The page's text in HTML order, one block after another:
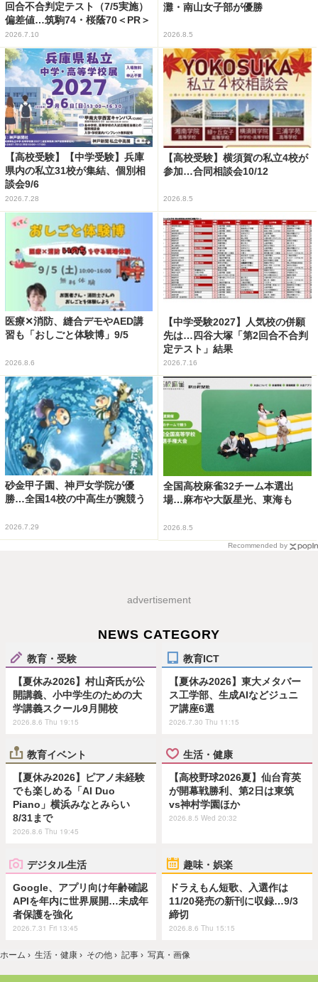
回合不合判定テスト（7/5実施）
偏差値…筑駒74・桜蔭70＜PR＞
2026.7.10
灘・南山女子部が優勝
2026.8.5
【高校受験】【中学受験】兵庫
県内の私立31校が集結、個別相
談会9/6
2026.7.28
【高校受験】横須賀の私立4校が
参加…合同相談会10/12
2026.8.5
医療✕消防、縫合デモやAED講
習も「おしごと体験博」9/5
2026.8.6
【中学受験2027】人気校の併願
先は…四谷大塚「第2回合不合判
定テスト」結果
2026.7.16
砂金甲子園、神戸女学院が優
勝…全国14校の中高生が腕競う
2026.7.29
全国高校麻雀32チーム本選出
場…麻布や大阪星光、東海も
2026.8.5
Recommended by
advertisement
NEWS CATEGORY
教育・受験
【夏休み2026】村山斉氏が公
開講義、小中学生のための大
学講義スクール9月開校
2026.8.6 Thu 19:15
教育ICT
【夏休み2026】東大メタバー
ス工学部、生成AIなどジュニ
ア講座6選
2026.7.30 Thu 11:15
教育イベント
【夏休み2026】ピアノ未経験
でも楽しめる「AI Duo
Piano」横浜みなとみらい
8/31まで
2026.8.6 Thu 19:45
生活・健康
【高校野球2026夏】仙台育英
が開幕戦勝利、第2日は東筑
vs神村学園ほか
2026.8.5 Wed 20:32
デジタル生活
Google、アプリ向け年齢確認
APIを年内に世界展開…未成年
者保護を強化
2026.7.31 Fri 13:45
趣味・娯楽
ドラえもん短歌、入選作は
11/20発売の新刊に収録…9/3
締切
2026.8.6 Thu 15:15
ホーム › 生活・健康 › その他 › 記事 › 写真・画像